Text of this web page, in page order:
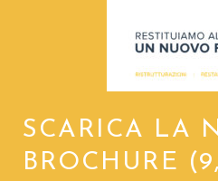
SCARICA LA
BROCHURE